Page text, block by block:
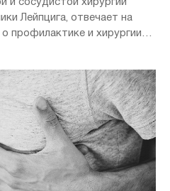
и сосудистой хирургии
Лейпцига, отвечает на
профилактике и хирургии